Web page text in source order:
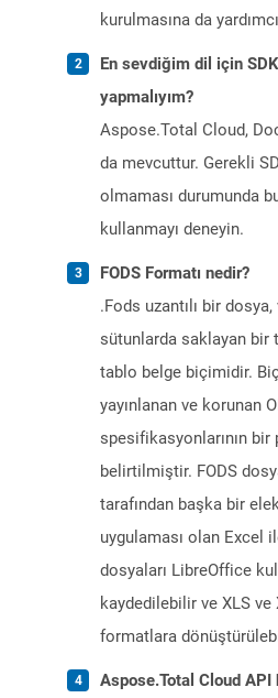
kurulmasına da
En sevdiğim dil için
yapmalıyım?
Aspose.Total Cloud,
da mevcuttur. Gerekli
olmaması durumunda
kullanmayı deneyin.
FODS Formatı nedir?
.Fods uzantılı bir
sütunlarda saklayan bir
tablo belge biçimidir.
yayınlanan ve korunan
spesifikasyonlarının bir
belirtilmiştir. FODS
tarafından başka bir
uygulaması olan Excel
dosyaları LibreOffice
kaydedilebilir ve XLS ve
formatlara
Aspose.Total Cloud API